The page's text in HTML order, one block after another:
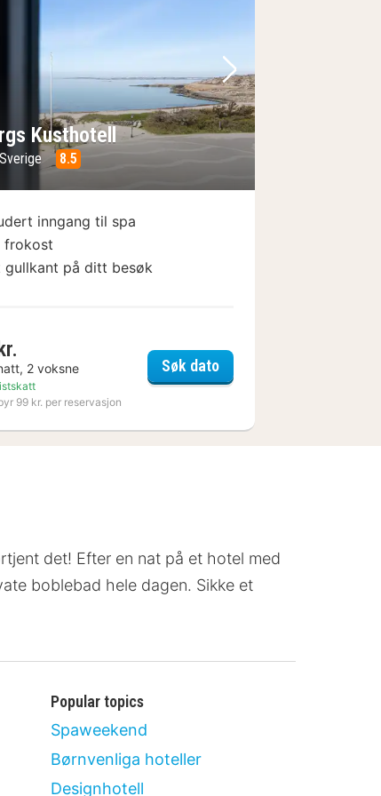
bilde
Neste bilde
Kusthotell
8.5
inngang til spa
frokost
gullkant på ditt besøk
2 voksne
99 kr. per reservasjon
Søk datoVarbergs Kusthotell
det! Efter en nat på et hotel med
boblebad hele dagen. Sikke et
Popular topics
Spaweekend
Børnvenliga hoteller
Designhotell